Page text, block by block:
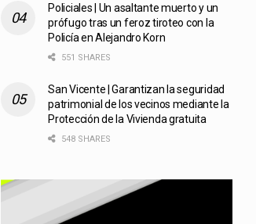
Policiales | Un asaltante muerto y un
prófugo tras un feroz tiroteo con la
Policía en Alejandro Korn
551 SHARES
San Vicente | Garantizan la seguridad
patrimonial de los vecinos mediante la
Protección de la Vivienda gratuita
548 SHARES